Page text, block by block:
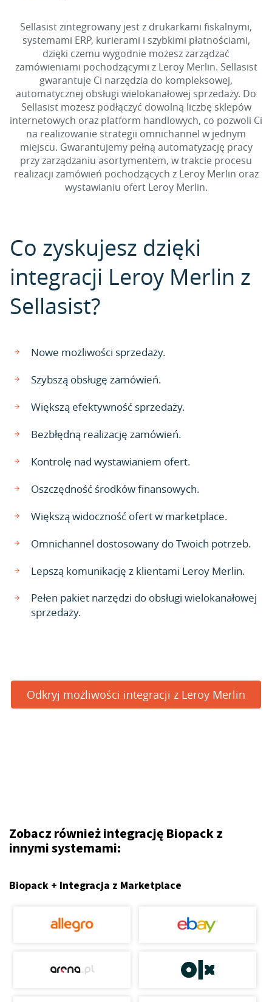
Sellasist zintegrowany jest z drukarkami fiskalnymi,
systemami ERP, kurierami i szybkimi płatnościami,
dzięki czemu wygodnie możesz zarządzać
zamówieniami pochodzącymi z Leroy Merlin. Sellasist
gwarantuje Ci narzędzia do kompleksowej,
automatycznej obsługi wielokanałowej sprzedaży. Do
Sellasist możesz podłączyć dowolną liczbę sklepów
internetowych oraz platform handlowych, co pozwoli Ci
na realizowanie strategii omnichannel w jednym
miejscu. Gwarantujemy pełną automatyzację pracy
przy zarządzaniu asortymentem, w trakcie procesu
realizacji zamówień pochodzących z Leroy Merlin oraz
wystawianiu ofert Leroy Merlin.
Co zyskujesz dzięki
integracji Leroy Merlin z
Sellasist?
Nowe możliwości sprzedaży.
Szybszą obsługę zamówień.
Większą efektywność sprzedaży.
Bezbłędną realizację zamówień.
Kontrolę nad wystawianiem ofert.
Oszczędność środków finansowych.
Większą widoczność ofert w marketplace.
Omnichannel dostosowany do Twoich potrzeb.
Lepszą komunikację z klientami Leroy Merlin.
Pełen pakiet narzędzi do obsługi wielokanałowej
sprzedaży.
Odkryj możliwości integracji z Leroy Merlin
Zobacz również integrację Biopack z
innymi systemami:
Biopack + Integracja z Marketplace